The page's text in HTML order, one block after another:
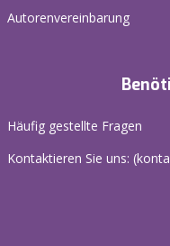
Autorenvereinbarung
Häufig gestellte Fragen
Kontaktieren Sie uns: (